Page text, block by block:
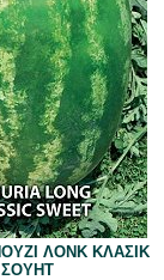
ΛΟΝΚ ΚΛΑΣΙΚ
ΣΟΥΗΤ